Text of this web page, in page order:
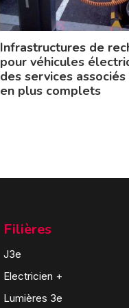
Infrastructures de
pour véhicules
des services
en plus complets
Filières
J3e
Electricien +
Lumières 3e